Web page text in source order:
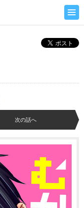
次の話へ